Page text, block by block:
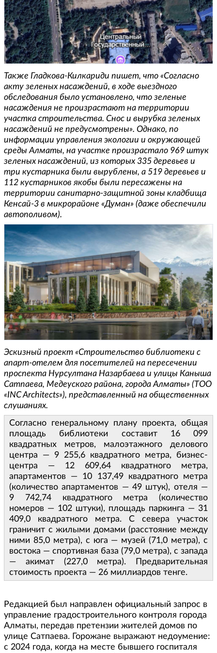
Также Гладкова-Килкариди пишет, что «Согласно
акту зеленых насаждений, в ходе выездного
обследования было установлено, что зеленые
насаждения не произрастают на территории
участка строительства. Снос и вырубка зеленых
насаждений не предусмотрены». Однако, по
информации управления экологии и окружающей
среды Алматы, на участке произрастало 969 штук
зеленых насаждений, из которых 335 деревьев и
три кустарника были вырублены, а 519 деревьев и
112 кустарников якобы были пересажены на
территории санитарно-защитной зоны кладбища
Кенсай-3 в микрорайоне «Думан» (даже обеспечили
автополивом).
Эскизный проект «Строительство библиотеки с
апарт-отелем для посетителей на пересечении
проспекта Нурсултана Назарбаева и улицы Каныша
Сатпаева, Медеуского района, города Алматы» (ТОО
«INC Architects»), представленный на общественных
слушаниях.
Согласно генеральному плану проекта, общая
площадь библиотеки составит 16 099
квадратных метров, малоэтажного делового
центра — 9 255,6 квадратного метра, бизнес-
центра — 12 609,64 квадратного метра,
апартаментов — 10 137,49 квадратного метра
(количество апартаментов — 49 штук), отеля —
9 742,74 квадратного метра (количество
номеров — 102 штуки), площадь паркинга — 31
409,0 квадратного метра. С севера участок
граничит с жилыми домами (расстояние между
ними 85,0 метра), с юга — музей (71,0 метра), с
востока — спортивная база (79,0 метра), с запада
— акимат (227,0 метра). Предварительная
стоимость проекта — 26 миллиардов тенге.
Редакцией был направлен официальный запрос в
управление градостроительного контроля города
Алматы, передав претензии жителей домов по
улице Сатпаева. Горожане выражают недоумение:
с 2024 года, когда на месте бывшего госпиталя